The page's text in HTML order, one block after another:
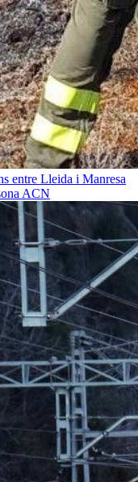
entre Lleida i Manresa
ACN